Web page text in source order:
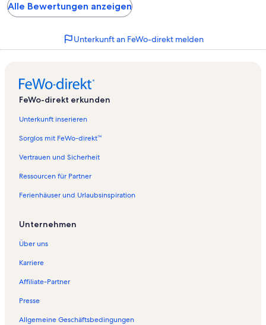
Alle Bewertungen anzeigen
Unterkunft an FeWo-direkt melden
FeWo-direkt erkunden
Unterkunft inserieren
Sorglos mit FeWo-direkt™
Vertrauen und Sicherheit
Ressourcen für Partner
Ferienhäuser und Urlaubsinspiration
Unternehmen
Über uns
Karriere
Affiliate-Partner
Presse
Allgemeine Geschäftsbedingungen